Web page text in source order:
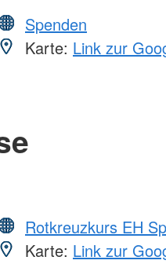
Spenden
Karte: Link zur
Rotkreuzkurs EH
Karte: Link zur